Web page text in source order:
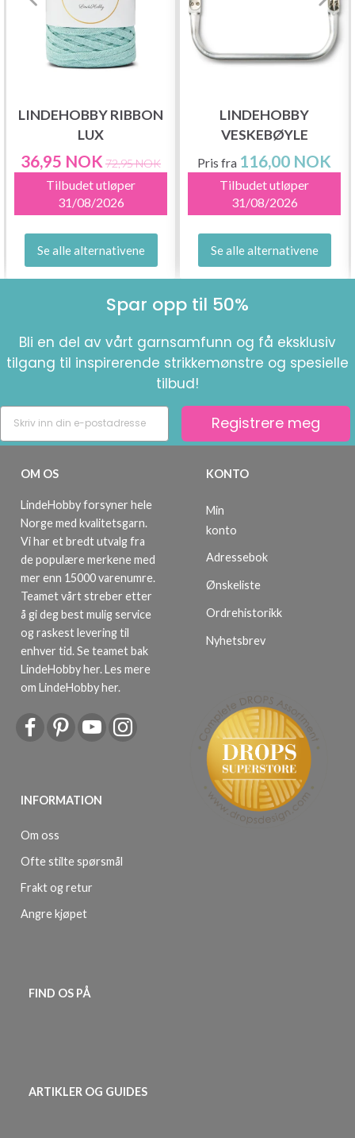
LINDEHOBBY RIBBON
LUX
36,95 NOK 72,95 NOK
Tilbudet utløper
31/08/2026
Se alle alternativene
LINDEHOBBY
VESKEBØYLE
Pris fra 116,00 NOK
Tilbudet utløper
31/08/2026
Se alle alternativene
Spar opp til 50%
Bli en del av vårt garnsamfunn og få eksklusiv
tilgang til inspirerende strikkemønstre og spesielle
tilbud!
Registrere meg
OM OS
LindeHobby forsyner hele
Norge med kvalitetsgarn.
Vi har et bredt utvalg fra
de populære merkene med
mer enn 15000 varenumre.
Teamet vårt streber etter
å gi deg best mulig service
og raskest levering til
enhver tid. Se teamet bak
LindeHobby her.Les mere
om LindeHobby her.
INFORMATION
Om oss
Ofte stilte spørsmål
Frakt og retur
Angre kjøpet
KONTO
Min
konto
Adressebok
Ønskeliste
Ordrehistorikk
Nyhetsbrev
FIND OS PÅ
ARTIKLER OG GUIDES